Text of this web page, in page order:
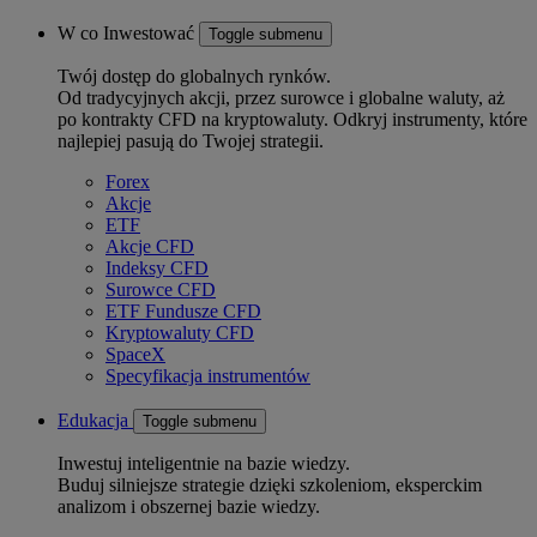
W co Inwestować Toggle submenu
Twój dostęp do globalnych rynków.
Od tradycyjnych akcji, przez surowce i globalne waluty, aż
po kontrakty CFD na kryptowaluty. Odkryj instrumenty, które
najlepiej pasują do Twojej strategii.
Forex
Akcje
ETF
Akcje CFD
Indeksy CFD
Surowce CFD
ETF Fundusze CFD
Kryptowaluty CFD
SpaceX
Specyfikacja instrumentów
Edukacja Toggle submenu
Inwestuj inteligentnie na bazie wiedzy.
Buduj silniejsze strategie dzięki szkoleniom, eksperckim
analizom i obszernej bazie wiedzy.